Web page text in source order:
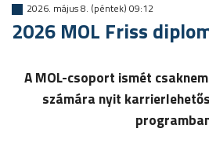
2026. május 8. (péntek) 09:12
2026 MOL Friss
A MOL-csoport ismét
számára nyit